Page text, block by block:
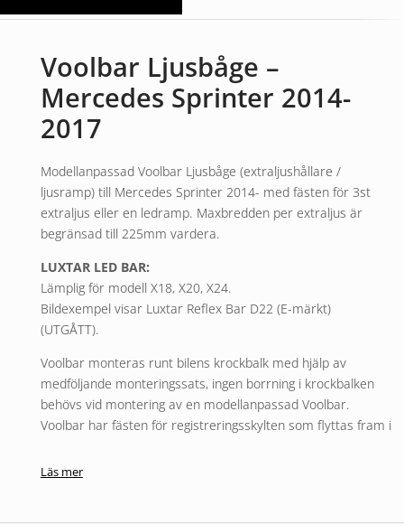
Voolbar Ljusbåge –
Mercedes Sprinter 2014-
2017
Modellanpassad Voolbar Ljusbåge (extraljushållare /
ljusramp) till Mercedes Sprinter 2014- med fästen för 3st
extraljus eller en ledramp. Maxbredden per extraljus är
begränsad till 225mm vardera.
LUXTAR LED BAR:
Lämplig för modell X18, X20, X24.
Bildexempel visar Luxtar Reflex Bar D22 (E-märkt)
(UTGÅTT).
Voolbar monteras runt bilens krockbalk med hjälp av
medföljande monteringssats, ingen borrning i krockbalken
behövs vid montering av en modellanpassad Voolbar.
Voolbar har fästen för registreringsskylten som flyttas fram i
En kvalitetsprodukt tillverkad i äkta syrafast rostfritt stål.
Läs mer